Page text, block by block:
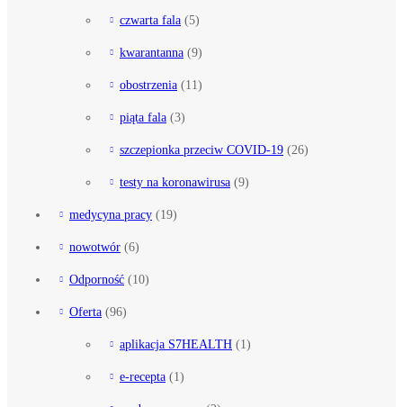
czwarta fala (5)
kwarantanna (9)
obostrzenia (11)
piąta fala (3)
szczepionka przeciw COVID-19 (26)
testy na koronawirusa (9)
medycyna pracy (19)
nowotwór (6)
Odporność (10)
Oferta (96)
aplikacja S7HEALTH (1)
e-recepta (1)